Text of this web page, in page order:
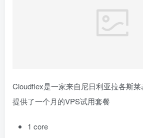
Cloudflex是一家来自尼日利亚拉各斯
提供了一个月的VPS试用套餐
1 core